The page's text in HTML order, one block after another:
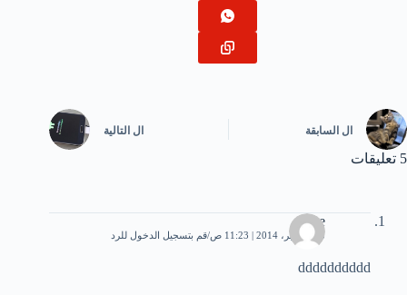
ال السابقة ال التالية
5 تعليقات
love
25 سبتمبر، 2014 | 11:23 ص قم بتسجيل الدخول للرد
dddddddddd